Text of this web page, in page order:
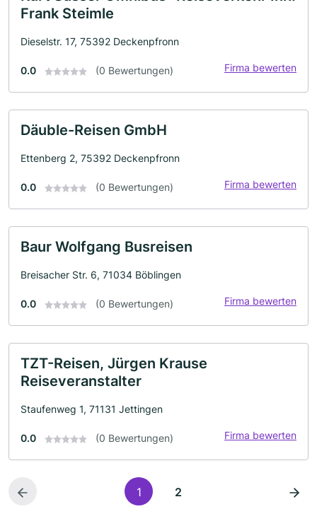
Frank Steimle
Dieselstr. 17, 75392 Deckenpfronn
0.0 (0 Bewertungen) Firma bewerten
Däuble-Reisen GmbH
Ettenberg 2, 75392 Deckenpfronn
0.0 (0 Bewertungen) Firma bewerten
Baur Wolfgang Busreisen
Breisacher Str. 6, 71034 Böblingen
0.0 (0 Bewertungen) Firma bewerten
TZT-Reisen, Jürgen Krause
Reiseveranstalter
Staufenweg 1, 71131 Jettingen
0.0 (0 Bewertungen) Firma bewerten
1 2